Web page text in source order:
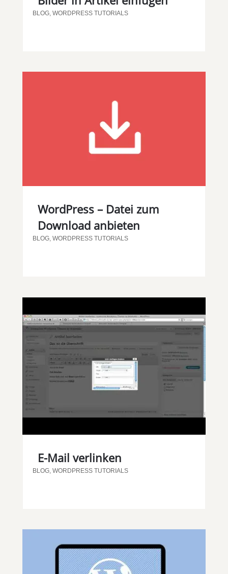
BLOG, WORDPRESS TUTORIALS
WordPress – Datei zum
Download anbieten
BLOG, WORDPRESS TUTORIALS
E-Mail verlinken
BLOG, WORDPRESS TUTORIALS